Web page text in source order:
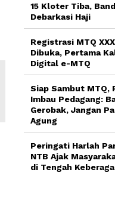
15 Kloter Tiba,
Debarkasi Haji
Registrasi MTQ
Dibuka, Pertama
Digital e-MTQ
Siap Sambut MTQ,
Imbau Pedagang:
Gerobak, Jangan
Agung
Peringati Harlah
NTB Ajak
di Tengah